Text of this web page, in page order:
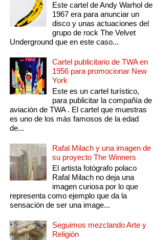
Este cartel de Andy Warhol de
1967 era para anunciar un
disco y unas actuaciones del
grupo de rock The Velvet
Underground que en este caso...
Cartel publicitario de TWA en
1956 para promocionar New
York
Este es un cartel turístico,
para publicitar la compañía de
aviación de TWA . El cartel que muestras
es uno de los más famosos de la edad
de...
Rafal Milach y una imagen de
su proyecto The Winners
El artista fotógrafo polaco
Rafal Milach no deja una
imagen curiosa por lo que
representa como ejemplo que da la
sensación de ser una image...
Seguimos mezclando Arte y
Religión